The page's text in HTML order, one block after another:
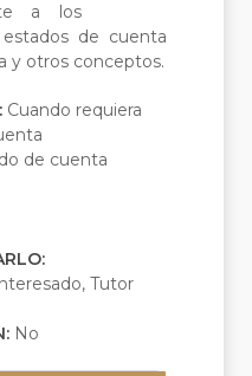
a los
de cuenta
y otros conceptos.
Cuando requiera
de cuenta
Tutor
No